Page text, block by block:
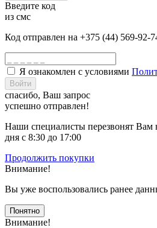
Введите код
из смс
Код отправлен на +375 (44) 569-92-
Я ознакомлен с условиями
Войти
спасибо, Ваш запрос
успешно отправлен!
Наши специалисты перезвонят Вам
дня с 8:30 до 17:00
Продолжить покупки
Внимание!
Вы уже воспользовались ранее
Понятно
Внимание!